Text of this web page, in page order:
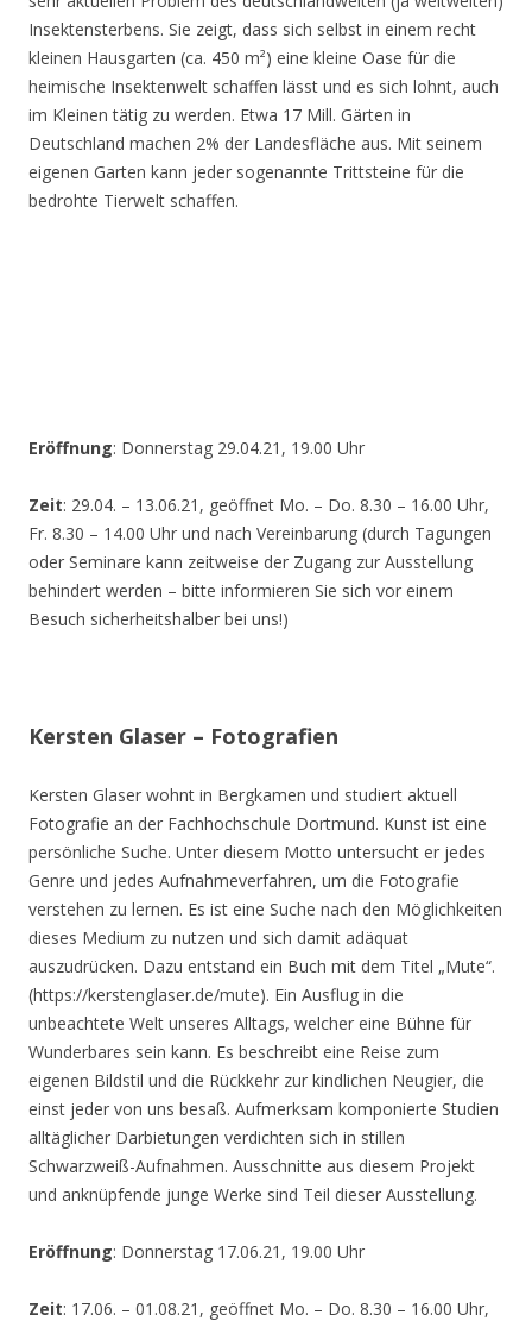
Insektensterbens. Sie zeigt, dass sich selbst in einem recht
kleinen Hausgarten (ca. 450 m²) eine kleine Oase für die
heimische Insektenwelt schaffen lässt und es sich lohnt, auch
im Kleinen tätig zu werden. Etwa 17 Mill. Gärten in
Deutschland machen 2% der Landesfläche aus. Mit seinem
eigenen Garten kann jeder sogenannte Trittsteine für die
bedrohte Tierwelt schaffen.
Eröffnung: Donnerstag 29.04.21, 19.00 Uhr
Zeit: 29.04. – 13.06.21, geöffnet Mo. – Do. 8.30 – 16.00 Uhr,
Fr. 8.30 – 14.00 Uhr und nach Vereinbarung (durch Tagungen
oder Seminare kann zeitweise der Zugang zur Ausstellung
behindert werden – bitte informieren Sie sich vor einem
Besuch sicherheitshalber bei uns!)
Kersten Glaser – Fotografien
Kersten Glaser wohnt in Bergkamen und studiert aktuell
Fotografie an der Fachhochschule Dortmund. Kunst ist eine
persönliche Suche. Unter diesem Motto untersucht er jedes
Genre und jedes Aufnahmeverfahren, um die Fotografie
verstehen zu lernen. Es ist eine Suche nach den Möglichkeiten
dieses Medium zu nutzen und sich damit adäquat
auszudrücken. Dazu entstand ein Buch mit dem Titel „Mute“.
(https://kerstenglaser.de/mute). Ein Ausflug in die
unbeachtete Welt unseres Alltags, welcher eine Bühne für
Wunderbares sein kann. Es beschreibt eine Reise zum
eigenen Bildstil und die Rückkehr zur kindlichen Neugier, die
einst jeder von uns besaß. Aufmerksam komponierte Studien
alltäglicher Darbietungen verdichten sich in stillen
Schwarzweiß-Aufnahmen. Ausschnitte aus diesem Projekt
und anknüpfende junge Werke sind Teil dieser Ausstellung.
Eröffnung: Donnerstag 17.06.21, 19.00 Uhr
Zeit: 17.06. – 01.08.21, geöffnet Mo. – Do. 8.30 – 16.00 Uhr,